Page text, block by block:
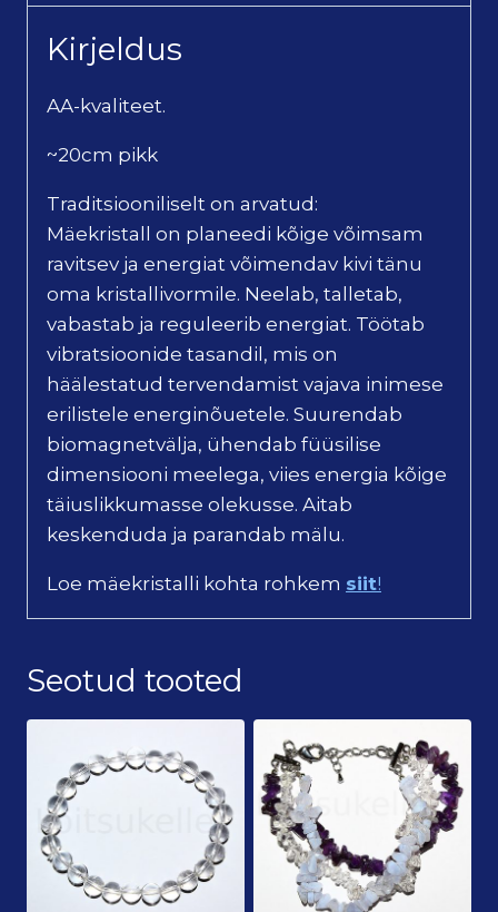
Kirjeldus
AA-kvaliteet.
~20cm pikk
Traditsiooniliselt on arvatud:
Mäekristall on planeedi kõige võimsam
ravitsev ja energiat võimendav kivi tänu
oma kristallivormile. Neelab, talletab,
vabastab ja reguleerib energiat. Töötab
vibratsioonide tasandil, mis on
häälestatud tervendamist vajava inimese
erilistele energinõuetele. Suurendab
biomagnetvälja, ühendab füüsilise
dimensiooni meelega, viies energia kõige
täiuslikkumasse olekusse. Aitab
keskenduda ja parandab mälu.
Loe mäekristalli kohta rohkem siit!
Seotud tooted